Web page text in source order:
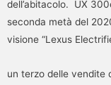
dell’abitacolo. UX
seconda metà del
visione “Lexus
un terzo delle vendite